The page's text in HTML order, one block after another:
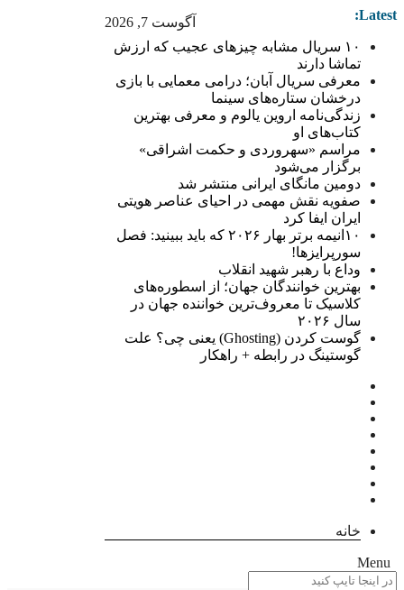
آگوست 7, 2026 Latest:
۱۰ سریال مشابه چیزهای عجیب که ارزش
تماشا دارند
معرفی سریال آبان؛ درامی معمایی با بازی
درخشان ستاره‌های سینما
زندگی‌نامه اروین یالوم و معرفی بهترین
کتاب‌های او
مراسم «سهروردی و حکمت اشراقی»
برگزار می‌شود
دومین مانگای ایرانی منتشر شد
صفویه نقش مهمی در احیای عناصر هویتی
ایران ایفا کرد
۱۰انیمه برتر بهار ۲۰۲۶ که باید ببینید: فصل
سورپرایزها!
وداع با رهبر شهید انقلاب
بهترین خوانندگان جهان؛ از اسطوره‌های
کلاسیک تا معروف‌ترین خواننده جهان در
سال ۲۰۲۶
گوست کردن (Ghosting) یعنی چی؟ علت
گوستینگ در رابطه + راهکار
خانه
Menu